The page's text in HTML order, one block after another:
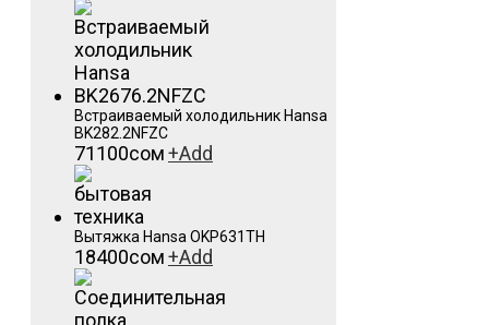
Встраиваемый холодильник Hansa
BK282.2NFZC
71100сом+Add
Вытяжка Hansa OKP631TH
18400сом+Add